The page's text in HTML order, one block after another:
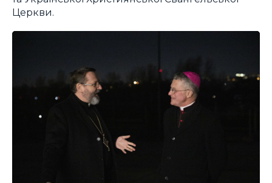
Церкви.